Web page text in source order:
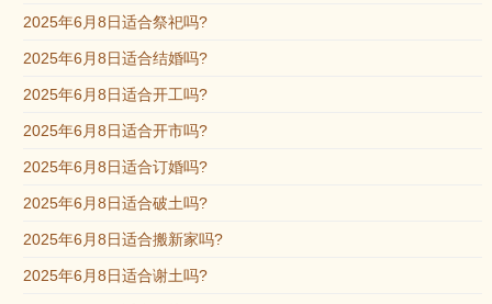
2025年6月8日适合祭祀吗?
2025年6月8日适合结婚吗?
2025年6月8日适合开工吗?
2025年6月8日适合开市吗?
2025年6月8日适合订婚吗?
2025年6月8日适合破土吗?
2025年6月8日适合搬新家吗?
2025年6月8日适合谢土吗?